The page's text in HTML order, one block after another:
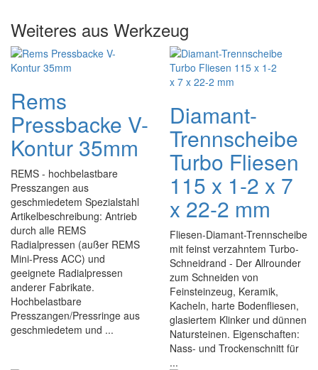
Weiteres aus Werkzeug
Rems
Pressbacke V-
Kontur 35mm
REMS - hochbelastbare
Presszangen aus
geschmiedetem Spezialstahl
Artikelbeschreibung: Antrieb
durch alle REMS
Radialpressen (außer REMS
Mini-Press ACC) und
geeignete Radialpressen
anderer Fabrikate.
Hochbelastbare
Presszangen/Pressringe aus
geschmiedetem und ...
Diamant-
Trennscheibe
Turbo Fliesen
115 x 1-2 x 7
x 22-2 mm
Fliesen-Diamant-Trennscheibe
mit feinst verzahntem Turbo-
Schneidrand - Der Allrounder
zum Schneiden von
Feinsteinzeug, Keramik,
Kacheln, harte Bodenfliesen,
glasiertem Klinker und dünnen
Natursteinen. Eigenschaften:
Nass- und Trockenschnitt für
...